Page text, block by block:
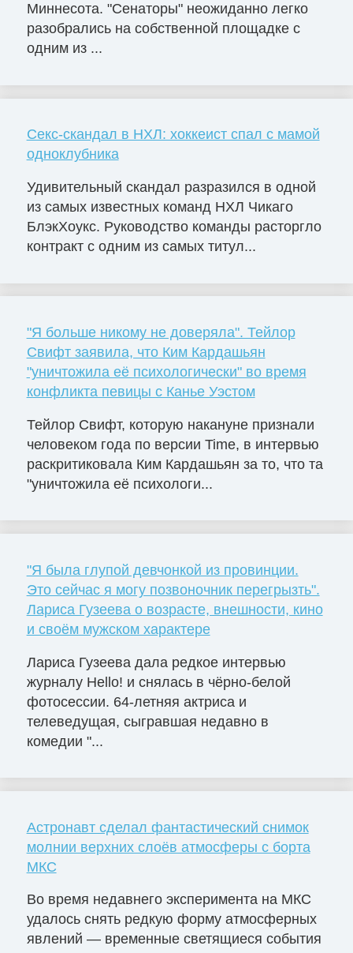
Миннесота. "Сенаторы" неожиданно легко
разобрались на собственной площадке с
одним из ...
Секс-скандал в НХЛ: хоккеист спал с мамой
одноклубника
Удивительный скандал разразился в одной
из самых известных команд НХЛ Чикаго
БлэкХоукс. Руководство команды расторгло
контракт с одним из самых титул...
"Я больше никому не доверяла". Тейлор
Свифт заявила, что Ким Кардашьян
"уничтожила её психологически" во время
конфликта певицы с Канье Уэстом
Тейлор Свифт, которую накануне признали
человеком года по версии Time, в интервью
раскритиковала Ким Кардашьян за то, что та
"уничтожила её психологи...
"Я была глупой девчонкой из провинции.
Это сейчас я могу позвоночник перегрызть".
Лариса Гузеева о возрасте, внешности, кино
и своём мужском характере
Лариса Гузеева дала редкое интервью
журналу Hello! и снялась в чёрно-белой
фотосессии. 64-летняя актриса и
телеведущая, сыгравшая недавно в
комедии "...
Астронавт сделал фантастический снимок
молнии верхних слоёв атмосферы с борта
МКС
Во время недавнего эксперимента на МКС
удалось снять редкую форму атмосферных
явлений — временные светящиеся события